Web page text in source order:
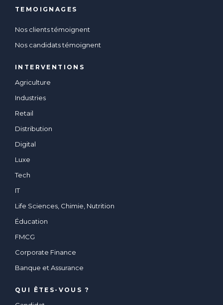
TEMOIGNAGES
Nos clients témoignent
Nos candidats témoignent
INTERVENTIONS
Agriculture
Industries
Retail
Distribution
Digital
Luxe
Tech
IT
Life Sciences, Chimie, Nutrition
Éducation
FMCG
Corporate Finance
Banque et Assurance
QUI ÊTES-VOUS ?